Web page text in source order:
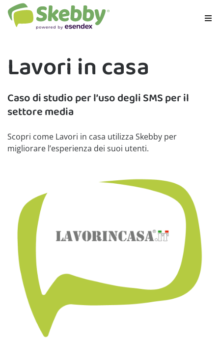
Lavori in casa
Caso di studio per l’uso degli SMS per il
settore media
Scopri come Lavori in casa utilizza Skebby per
migliorare l’esperienza dei suoi utenti.